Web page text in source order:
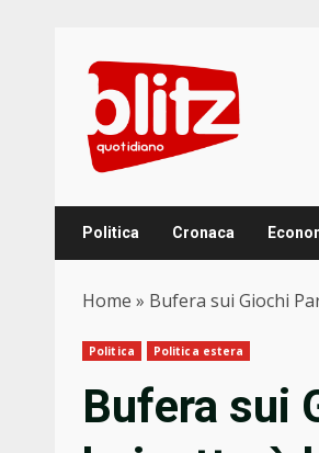
content
Politica Cronaca
Home » Bufera sui Giochi
Politica Politica estera
Bufera sui